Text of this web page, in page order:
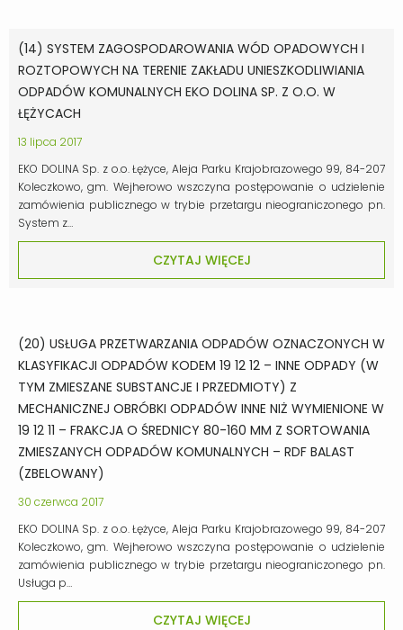
(14) SYSTEM ZAGOSPODAROWANIA WÓD OPADOWYCH I
ROZTOPOWYCH NA TERENIE ZAKŁADU UNIESZKODLIWIANIA
ODPADÓW KOMUNALNYCH EKO DOLINA SP. Z O.O. W
ŁĘŻYCACH
13 lipca 2017
EKO DOLINA Sp. z o.o. Łężyce, Aleja Parku Krajobrazowego 99, 84-207
Koleczkowo, gm. Wejherowo wszczyna postępowanie o udzielenie
zamówienia publicznego w trybie przetargu nieograniczonego pn.
System z…
CZYTAJ WIĘCEJ
(20) USŁUGA PRZETWARZANIA ODPADÓW OZNACZONYCH W
KLASYFIKACJI ODPADÓW KODEM 19 12 12 – INNE ODPADY (W
TYM ZMIESZANE SUBSTANCJE I PRZEDMIOTY) Z
MECHANICZNEJ OBRÓBKI ODPADÓW INNE NIŻ WYMIENIONE W
19 12 11 – FRAKCJA O ŚREDNICY 80-160 MM Z SORTOWANIA
ZMIESZANYCH ODPADÓW KOMUNALNYCH – RDF BALAST
(ZBELOWANY)
30 czerwca 2017
EKO DOLINA Sp. z o.o. Łężyce, Aleja Parku Krajobrazowego 99, 84-207
Koleczkowo, gm. Wejherowo wszczyna postępowanie o udzielenie
zamówienia publicznego w trybie przetargu nieograniczonego pn.
Usługa p…
CZYTAJ WIĘCEJ